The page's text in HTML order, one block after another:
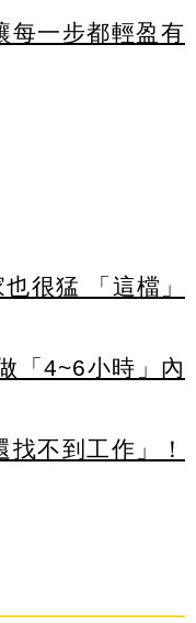
每一步都輕盈有
很猛 「這檔」
「4~6小時」內
不到工作」！